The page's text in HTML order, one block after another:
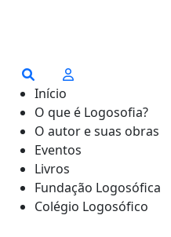
Início
O que é Logosofia?
O autor e suas obras
Eventos
Livros
Fundação Logosófica
Colégio Logosófico